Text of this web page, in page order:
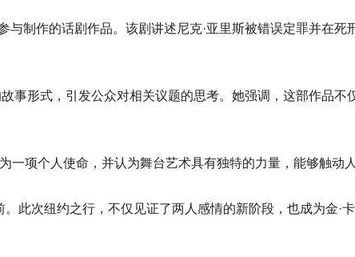
制作的话剧作品。该剧讲述尼克·亚里斯被错误定罪并在死
事形式，引发公众对相关议题的思考。她强调，这部作品不
项个人使命，并认为舞台艺术具有独特的力量，能够触动
此次纽约之行，不仅见证了两人感情的新阶段，也成为金·